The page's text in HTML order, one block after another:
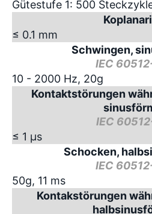
Gütestufe 1: 500
≤ 0.1 mm
Schwingen,
IEC
10 - 2000 Hz, 20g
Kontaktstörungen
IEC
≤ 1 µs
Schocken,
IEC
50g, 11 ms
Kontakstörungen